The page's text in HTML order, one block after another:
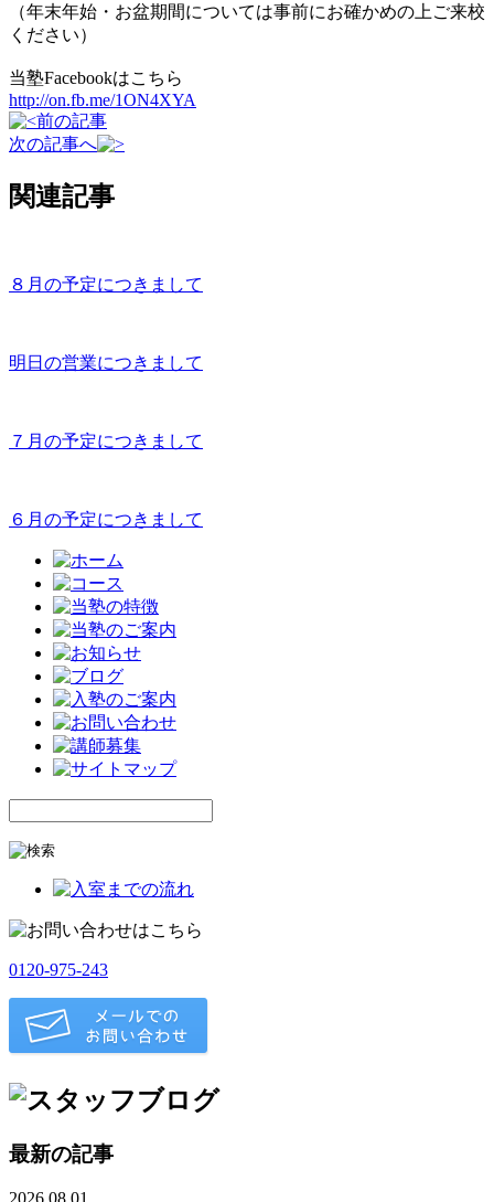
（年末年始・お盆期間については事前にお確かめの上ご来校
ください）
当塾Facebookはこちら
http://on.fb.me/1ON4XYA
前の記事
次の記事へ
関連記事
８月の予定につきまして
明日の営業につきまして
７月の予定につきまして
６月の予定につきまして
0120-975-243
最新の記事